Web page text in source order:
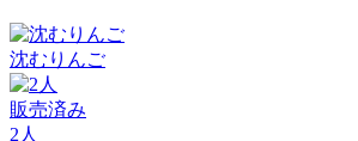
沈むりんご
販売済み
2人